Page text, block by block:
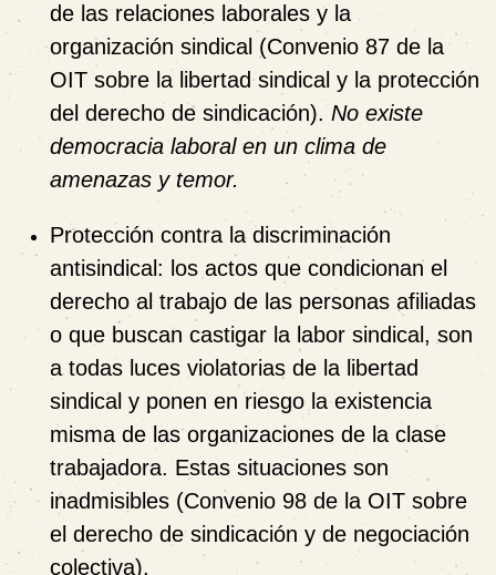
de las relaciones laborales y la
organización sindical (Convenio 87 de la
OIT sobre la libertad sindical y la protección
del derecho de sindicación). No existe
democracia laboral en un clima de
amenazas y temor.
Protección contra la discriminación
antisindical: los actos que condicionan el
derecho al trabajo de las personas afiliadas
o que buscan castigar la labor sindical, son
a todas luces violatorias de la libertad
sindical y ponen en riesgo la existencia
misma de las organizaciones de la clase
trabajadora. Estas situaciones son
inadmisibles (Convenio 98 de la OIT sobre
el derecho de sindicación y de negociación
colectiva).